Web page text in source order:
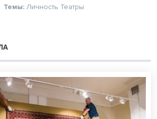
Темы: Личность Театры